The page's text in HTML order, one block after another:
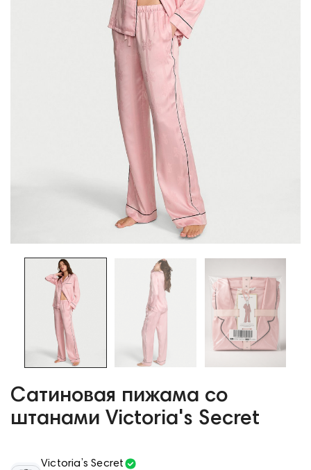
Сатиновая пижама со
штанами Victoria's Secret
Victoria’s Secret